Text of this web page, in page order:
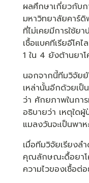
ผลศึกษาเกี่ยวกับ
มหาวิทยาลัยคาร์
ที่ไม่เคยมีการใช้
เชื้อแบคทีเรียอีโค
1 ใน 4 ยังต้านยา
นอกจากนี้ทีมวิจัยยั
เหล่านั้นอีกด้วยเป็
ว่า ศักยภาพในกา
อธิบายว่า เหตุใด
แมลงวันจะเป็นพา
เมื่อทีมวิจัยเรียงล
คุณลักษณะดื้อยาโ
ความไวของเชื้อต่